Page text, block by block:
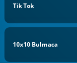
Tik Tok
10x10 Bulmaca